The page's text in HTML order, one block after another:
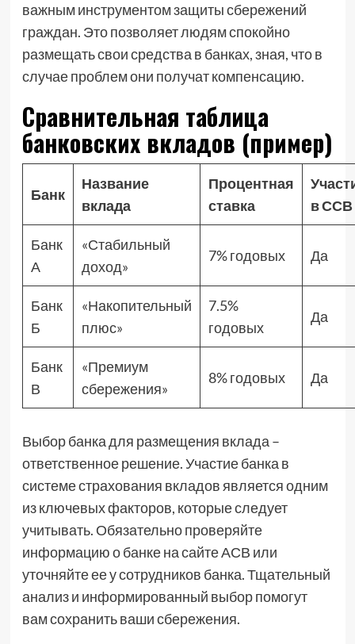
важным инструментом защиты сбережений
граждан. Это позволяет людям спокойно
размещать свои средства в банках, зная, что в
случае проблем они получат компенсацию.
Сравнительная таблица
банковских вкладов (пример)
Банк
Название
вклада
Процентная
ставка
в ССВ
Банк
А
«Стабильный
доход»
7% годовых Да
Банк
Б
«Накопительный
плюс»
7.5%
годовых
Да
Банк
В
«Премиум
сбережения»
8% годовых Да
Выбор банка для размещения вклада –
ответственное решение. Участие банка в
системе страхования вкладов является одним
из ключевых факторов, которые следует
учитывать. Обязательно проверяйте
информацию о банке на сайте АСВ или
уточняйте ее у сотрудников банка. Тщательный
анализ и информированный выбор помогут
вам сохранить ваши сбережения.